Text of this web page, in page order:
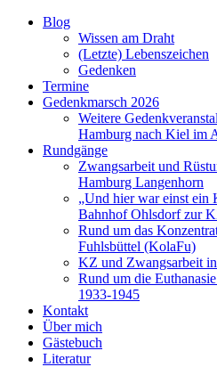
Blog
Wissen am Draht
(Letzte) Lebenszeichen
Gedenken
Termine
Gedenkmarsch 2026
Weitere
Hamburg nach Kiel im
Rundgänge
Zwangsarbeit und
Hamburg Langenhorn
„Und hier war einst ein
Bahnhof Ohlsdorf zur
Rund um das
Fuhlsbüttel (KolaFu)
KZ und Zwangsarbeit
Rund um die
1933-1945
Kontakt
Über mich
Gästebuch
Literatur